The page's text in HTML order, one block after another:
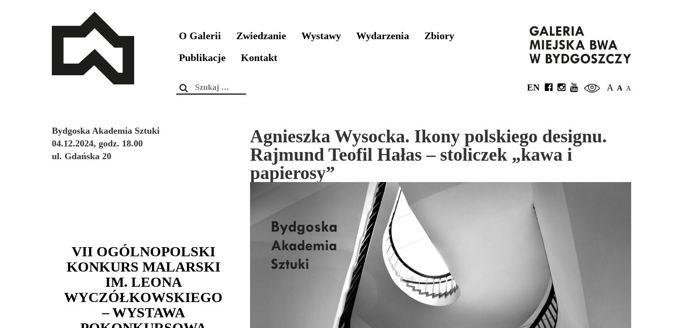
O Galerii Zwiedzanie Wystawy Wydarzenia
Zbiory
Publikacje
Kontakt
Szukaj: A A A
EN
Bydgoska Akademia Sztuki
04.12.2024, godz. 18.00
ul. Gdańska 20
VII OGÓLNOPOLSKI
KONKURS MALARSKI
IM. LEONA
WYCZÓŁKOWSKIEGO
– WYSTAWA
Agnieszka Wysocka. Ikony polskiego designu.
Rajmund Teofil Hałas – stoliczek „kawa i
papierosy”